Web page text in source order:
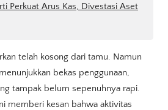
Perkuat Arus Kas, Divestasi Aset
telah kosong dari tamu. Namun
bekas penggunaan,
tampak belum sepenuhnya rapi.
memberi kesan bahwa aktivitas